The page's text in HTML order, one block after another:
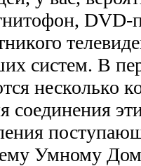
DVD-
систем. В
несколько
соединения
Умному